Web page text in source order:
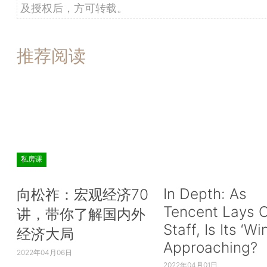
及授权后，方可转载。
推荐阅读
私房课
向松祚：宏观经济70
讲，带你了解国内外
经济大局
2022年04月06日
In Depth: As
Tencent Lays
Staff, Is Its
Approaching?
2022年04月01日